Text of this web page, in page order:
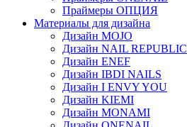
Праймеры ОПЦИЯ
Материалы для дизайна
Дизайн MOJO
Дизайн NAIL REPUBLIC
Дизайн ENEF
Дизайн IBDI NAILS
Дизайн I ENVY YOU
Дизайн KIEMI
Дизайн MONAMI